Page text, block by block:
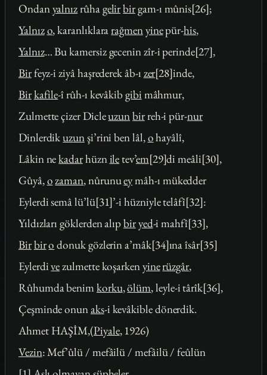
Ondanyalnızrûhagelirbirgam-ı mûnis[26];
Yalnızo, karanlıklararağmenyinepür-his,
Yalnız… Bu kamersiz gecenin zîr-i perinde[27],
Birfeyz-i ziyâ haşrederek âb-ı zer[28]inde,
Birkafile-î rûh-ı kevâkibgibi mâhmur,
Zulmette çizer Dicleuzunbirreh-i pür-nur
Dinlerdikuzunşi’rini ben lâl,ohayâlî,
Lâkin nekadarhüznile tev’em[29]di meâli[30],
Gûyâ,ozaman, nûrunueymâh-ı mükedder
Eylerdi semâ lü’lü[31]’-i hüzniyle telâfî[32]:
Yıldızları göklerden alıpbiryed-i mahfî[33],
Birbiro donuk gözlerin a’mâk[34]ına îsâr[35]
Eylerdivezulmette koşarkenyinerüzgâr,
Rûhumda benimkorku,ölüm, leyle-i târîk[36],
Çeşminde onunaks-i kevâkible dönerdik.
Ahmet HAŞİM,(Piyale, 1926)
Vezin: Mef’ûlü / mefâilü / mefâilü / feûlün